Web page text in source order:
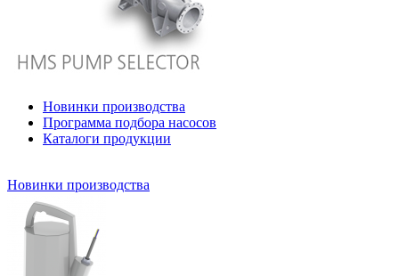
Новинки производства
Программа подбора насосов
Каталоги продукции
Новинки производства